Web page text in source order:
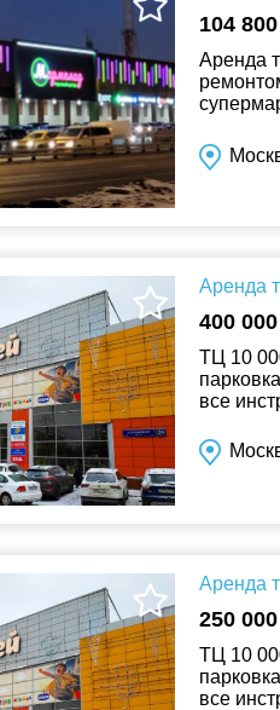
104
Аренда
Аренда
400
ТЦ 10
все
Аренда
250
ТЦ 10
все